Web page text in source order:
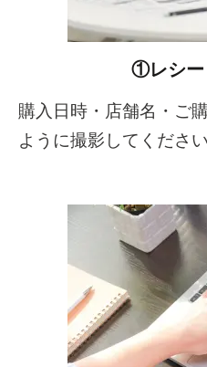
①レシー
購入日時・店舗名・ご
ように撮影してください